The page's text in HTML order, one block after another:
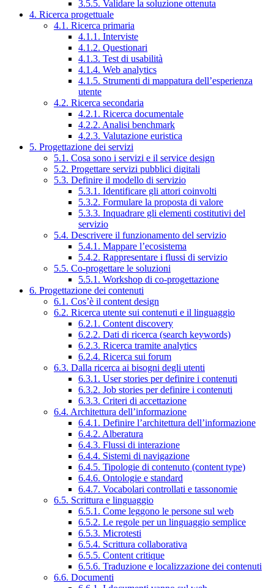
3.5.5. Validare la soluzione ottenuta
4. Ricerca progettuale
4.1. Ricerca primaria
4.1.1. Interviste
4.1.2. Questionari
4.1.3. Test di usabilità
4.1.4. Web analytics
4.1.5. Strumenti di mappatura dell’esperienza
utente
4.2. Ricerca secondaria
4.2.1. Ricerca documentale
4.2.2. Analisi benchmark
4.2.3. Valutazione euristica
5. Progettazione dei servizi
5.1. Cosa sono i servizi e il service design
5.2. Progettare servizi pubblici digitali
5.3. Definire il modello di servizio
5.3.1. Identificare gli attori coinvolti
5.3.2. Formulare la proposta di valore
5.3.3. Inquadrare gli elementi costitutivi del
servizio
5.4. Descrivere il funzionamento del servizio
5.4.1. Mappare l’ecosistema
5.4.2. Rappresentare i flussi di servizio
5.5. Co-progettare le soluzioni
5.5.1. Workshop di co-progettazione
6. Progettazione dei contenuti
6.1. Cos’è il content design
6.2. Ricerca utente sui contenuti e il linguaggio
6.2.1. Content discovery
6.2.2. Dati di ricerca (search keywords)
6.2.3. Ricerca tramite analytics
6.2.4. Ricerca sui forum
6.3. Dalla ricerca ai bisogni degli utenti
6.3.1. User stories per definire i contenuti
6.3.2. Job stories per definire i contenuti
6.3.3. Criteri di accettazione
6.4. Architettura dell’informazione
6.4.1. Definire l’architettura dell’informazione
6.4.2. Alberatura
6.4.3. Flussi di interazione
6.4.4. Sistemi di navigazione
6.4.5. Tipologie di contenuto (content type)
6.4.6. Ontologie e standard
6.4.7. Vocabolari controllati e tassonomie
6.5. Scrittura e linguaggio
6.5.1. Come leggono le persone sul web
6.5.2. Le regole per un linguaggio semplice
6.5.3. Microtesti
6.5.4. Scrittura collaborativa
6.5.5. Content critique
6.5.6. Traduzione e localizzazione dei contenuti
6.6. Documenti